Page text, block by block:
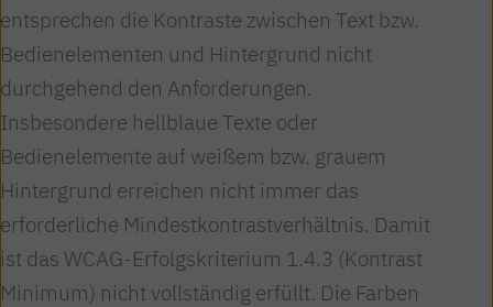
entsprechen die Kontraste zwischen Text bzw.
Bedienelementen und Hintergrund nicht
durchgehend den Anforderungen.
Insbesondere hellblaue Texte oder
Bedienelemente auf weißem bzw. grauem
Hintergrund erreichen nicht immer das
erforderliche Mindestkontrastverhältnis. Damit
ist das WCAG-Erfolgskriterium 1.4.3 (Kontrast
Minimum) nicht vollständig erfüllt. Die Farben